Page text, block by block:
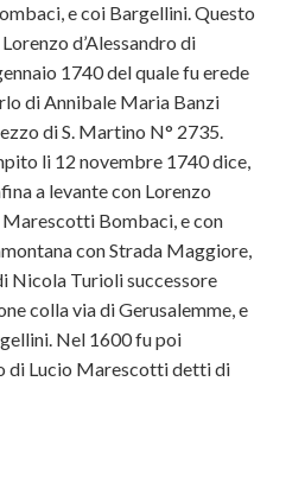
e coi Bargellini. Questo
d’Alessandro di
1740 del quale fu erede
di Annibale Maria Banzi
di S. Martino N° 2735.
li 12 novembre 1740 dice,
a levante con Lorenzo
Bombaci, e con
con Strada Maggiore,
Nicola Turioli successore
colla via di Gerusalemme, e
Nel 1600 fu poi
di Lucio Marescotti detti di